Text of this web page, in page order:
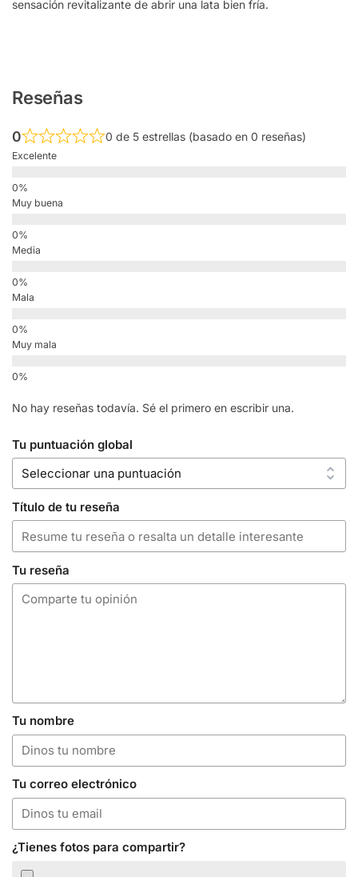
sensación revitalizante de abrir una lata bien fría.
Reseñas
0 0 de 5 estrellas (basado en 0 reseñas)
Excelente
Muy buena
Media
Mala
Muy mala
No hay reseñas todavía. Sé el primero en escribir una.
Tu puntuación global
Título de tu reseña
Tu reseña
Tu nombre
Tu correo electrónico
¿Tienes fotos para compartir?